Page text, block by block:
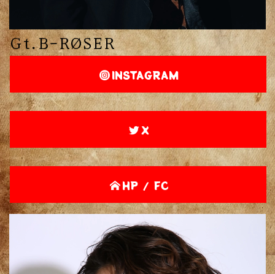
Gt.B-RØSER
INSTAGRAM
X
HP / FC